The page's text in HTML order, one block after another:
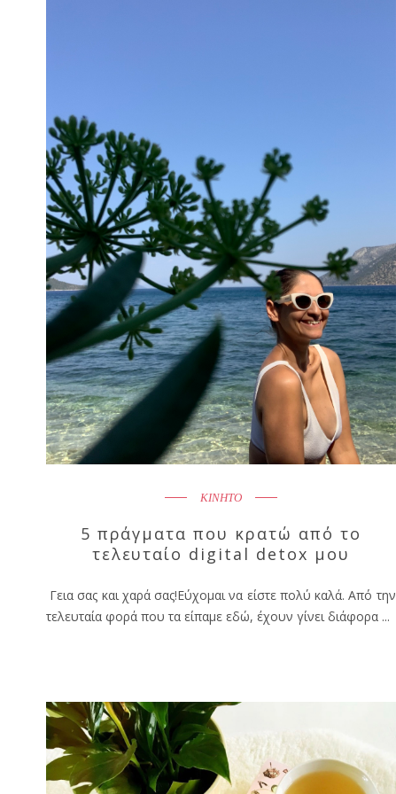
ΚΙΝΗΤΟ
5 πράγματα που κρατώ από το
τελευταίο digital detox μου
Γεια σας και χαρά σας!Εύχομαι να είστε πολύ καλά. Από την
τελευταία φορά που τα είπαμε εδώ, έχουν γίνει διάφορα ...